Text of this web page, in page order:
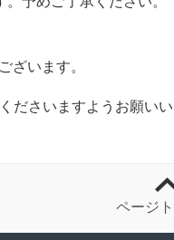
ざいます。
ださいますようお願いい
ページ